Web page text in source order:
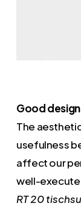
Good
The
usefulness
affect our
well-
RT 20